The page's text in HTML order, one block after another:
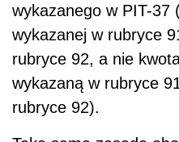
wykazanego w PIT-37
wykazanej w rubryce
rubryce 92, a nie
wykazaną w rubryce
rubryce 92).